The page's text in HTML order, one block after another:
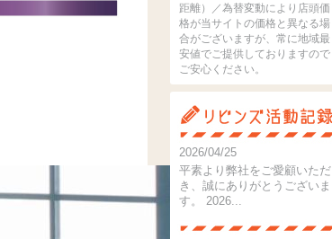
距離）／為替変動により店頭価
格が当サイトの価格と異なる場
合がございますが、常に地域最
安値でご提供しておりますので
ご安心ください。
2026/04/25
平素より弊社をご愛顧いただ
き、誠にありがとうございま
す。 2026...